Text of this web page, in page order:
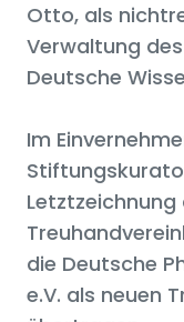
Otto, als
Verwaltung
Deutsche
Im
die Deutsche
e.V. als neuen